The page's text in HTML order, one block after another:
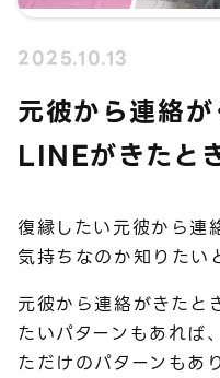
2025.10.13
元彼から連絡
LINEがきたと
復縁したい元彼から連
気持ちなのか知りたい
元彼から連絡がきたと
たいパターンもあれば
ただけのパターンもあ